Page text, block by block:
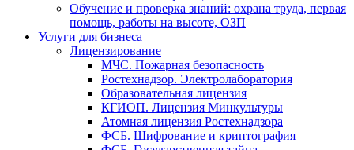
Обучение и проверка знаний: охрана труда, первая
помощь, работы на высоте, ОЗП
Услуги для бизнеса
Лицензирование
МЧС. Пожарная безопасность
Ростехнадзор. Электролаборатория
Образовательная лицензия
КГИОП. Лицензия Минкультуры
Атомная лицензия Ростехнадзора
ФСБ. Шифрование и криптография